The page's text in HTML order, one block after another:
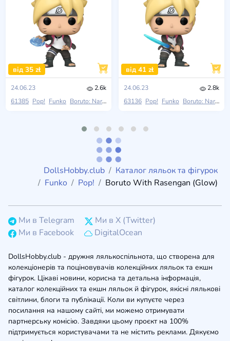
від 35 zł
24.06.23
2.6k
61385 Pop! Funko Boruto: Naruto Next Generations
від 41 zł
24.06.23
2.8k
63136 Pop! Funko Boruto: Naruto Next Generations
DollsHobby.club
Каталог ляльок та фігурок
Funko
Pop! Boruto With Rasengan (Glow)
Ми в Telegram
Ми в X (Twitter)
Ми в Facebook
DigitalOcean
DollsHobby.club - дружня лялькоспільнота, що створена для
колекціонерів та поціновувачів колекційних ляльок та екшн
фігурок. Цікаві новини, корисна та детальна інформація,
каталог колекційних та екшн ляльок й фігурок, якісні лялькові
світлини, блоги та публікації. Коли ви купуєте через
посилання на нашому сайті, ми можемо отримувати
партнерську комісію. Завдяки цьому проєкт на 100%
підтримується користувачами та не містить реклами. Дякуємо